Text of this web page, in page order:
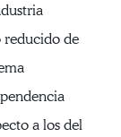
reducido de
a los del